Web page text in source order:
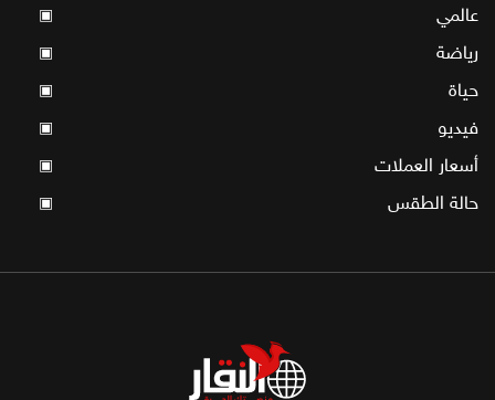
عالمي ▣
رياضة ▣
حياة ▣
فيديو ▣
أسعار العملات ▣
حالة الطقس ▣